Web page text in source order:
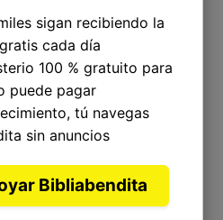
podremos superar juntos
sigan recibiendo la
cada día
100 % gratuito para
puede pagar
tú navegas
sin anuncios
Bibliabendita